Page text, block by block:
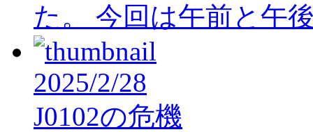
た。 今回は午前と午
2025/2/28
J0102の危機